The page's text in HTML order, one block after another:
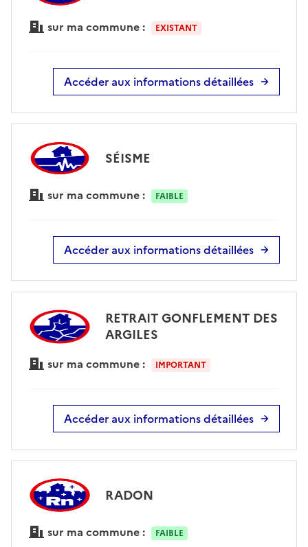
sur ma commune : EXISTANT
Accéder aux informations détaillées
SÉISME
sur ma commune : FAIBLE
Accéder aux informations détaillées
RETRAIT GONFLEMENT DES
ARGILES
sur ma commune : IMPORTANT
Accéder aux informations détaillées
RADON
sur ma commune : FAIBLE